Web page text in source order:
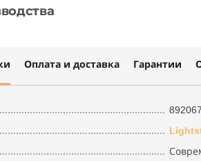
Оплата и доставка Гарантии
892067